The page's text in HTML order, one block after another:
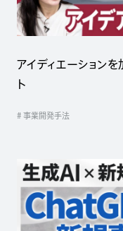
アイディエーション
ト
# 事業開発手法